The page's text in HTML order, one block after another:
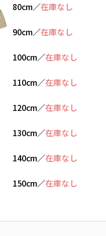
80cm／在庫なし
90cm／在庫なし
100cm／在庫なし
110cm／在庫なし
120cm／在庫なし
130cm／在庫なし
140cm／在庫なし
150cm／在庫なし